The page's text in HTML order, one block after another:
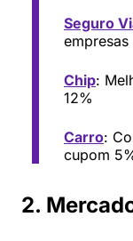
Seguro
Chip:
12%
Carro:
cupom
2.